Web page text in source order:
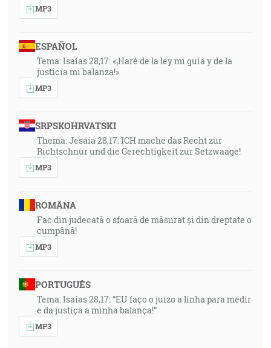
MP3
ESPAÑOL
Tema: Isaías 28,17: «¡Haré de la ley mi guía y de la
justicia mi balanza!»
MP3
SRPSKOHRVATSKI
Thema: Jesaia 28,17: ICH mache das Recht zur
Richtschnur und die Gerechtigkeit zur Setzwaage!
MP3
ROMÂNA
Fac din judecată o sfoară de măsurat și din dreptate o
cumpănă!
MP3
PORTUGUÊS
Tema: Isaías 28,17: “EU faço o juizo a linha para medir
e da justiça a minha balança!”
MP3